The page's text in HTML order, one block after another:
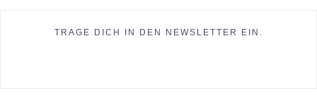
TRAGE DICH IN DEN NEWSLETTER EIN.